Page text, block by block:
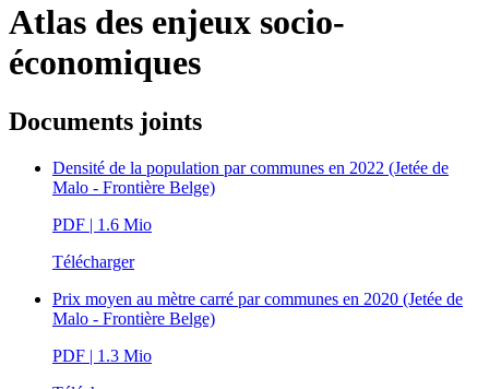
Atlas des enjeux socio-
économiques
Documents joints
Densité de la population par communes en 2022 (Jetée de
Malo - Frontière Belge)
PDF | 1.6 Mio
Télécharger
Prix moyen au mètre carré par communes en 2020 (Jetée de
Malo - Frontière Belge)
PDF | 1.3 Mio